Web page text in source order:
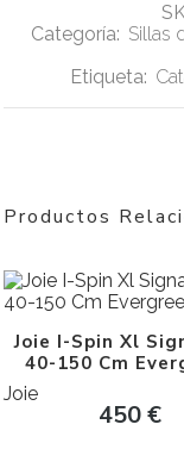
Categoría: Sillas
Etiqueta:
Productos
Joie I-Spin Xl
40-150 Cm
Joie
450€